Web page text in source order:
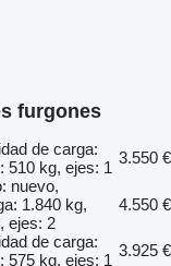
furgones
de carga:
510 kg, ejes: 1
3.550 €
nuevo,
1.840 kg,
ejes: 2
4.550 €
de carga:
575 kg, ejes: 1
3.925 €